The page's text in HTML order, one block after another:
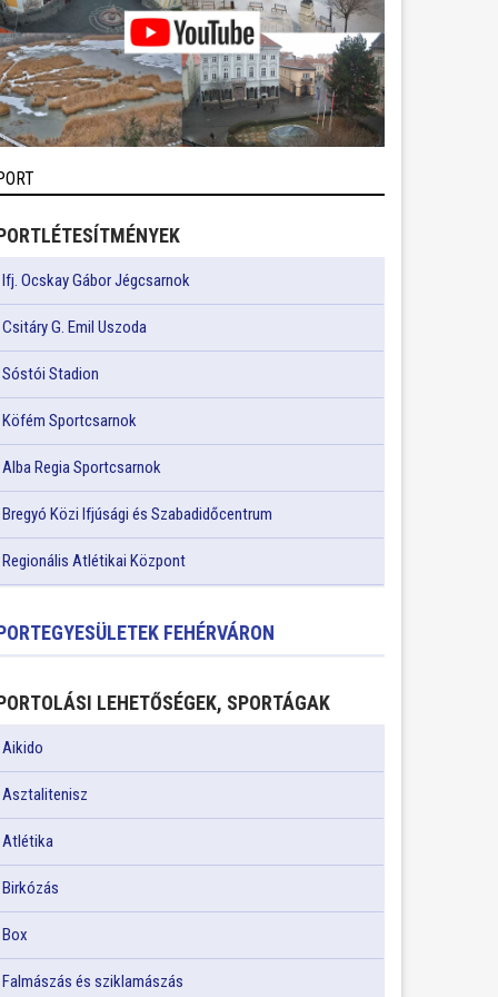
Ifj. Ocskay Gábor Jégcsarnok
Csitáry G. Emil Uszoda
Sóstói Stadion
Köfém Sportcsarnok
Alba Regia Sportcsarnok
Bregyó Közi Ifjúsági és Szabadidőcentrum
Regionális Atlétikai Központ
FEHÉRVÁRON
LEHETŐSÉGEK, SPORTÁGAK
Aikido
Asztalitenisz
Atlétika
Birkózás
Box
Falmászás és sziklamászás